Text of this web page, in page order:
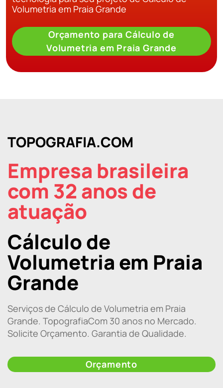
Volumetria em Praia Grande
Orçamento para Cálculo de
Volumetria em Praia Grande
TOPOGRAFIA.COM
Empresa brasileira
com 32 anos de
atuação
Cálculo de
Volumetria em Praia
Grande
Serviços de Cálculo de Volumetria em Praia
Grande. TopografiaCom 30 anos no Mercado.
Solicite Orçamento. Garantia de Qualidade.
Orçamento